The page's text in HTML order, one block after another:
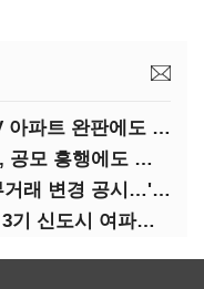
[IB토마토]대우건설, 시화MTV 아파트 완판에도 손실…공사비 회수 난항
[IB토마토](IPO클립)딜리셔스, 공모 흥행에도 락업은 미미…441곳 중 확약 5곳
[IB토마토](공시톺아보기)내부거래 변경 공시…'20% 룰' 뭐길래
[IB토마토](크레딧시그널)LH, 3기 신도시 여파로…차입금 109조까지 확대